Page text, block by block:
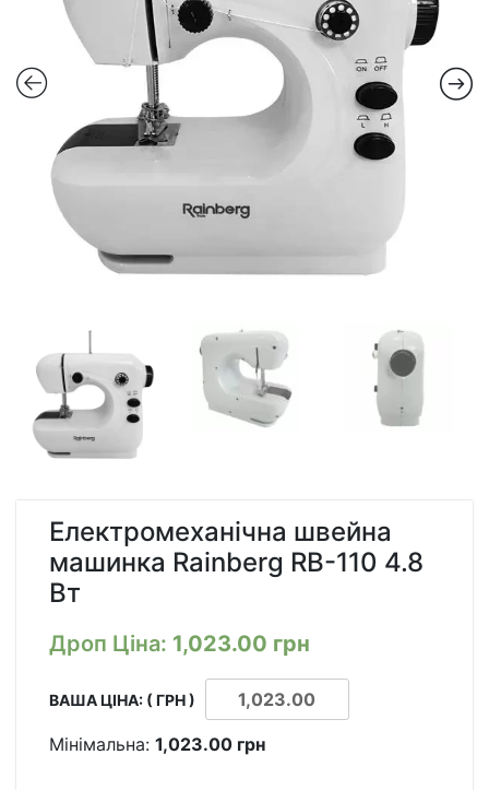
Електромеханічна швейна
машинка Rainberg RB-110 4.8
Вт
Дроп Ціна: 1,023.00 грн
ВАША ЦІНА: ( ГРН )
Мінімальна: 1,023.00 грн